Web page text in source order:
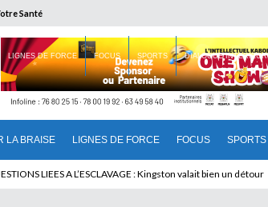
Santé
LA BRAISE LIGNES DE FORCE FOCUS SPORTS
LIGNES DE FORCE FOCUS SPORTS DIALOGUE INTERIEUR
: Quand Patrice quitte le pouvoir sans partir !